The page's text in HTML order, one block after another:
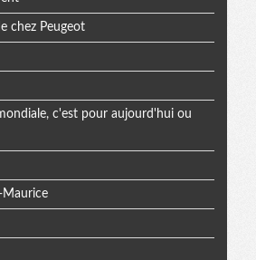
chez Peugeot
c'est pour aujourd'hui ou
Maurice